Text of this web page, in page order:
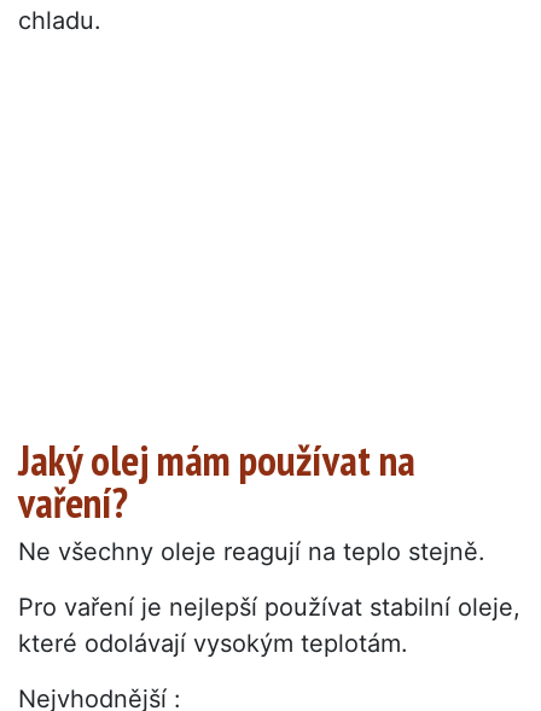
chladu.
Jaký olej mám používat na
vaření?
Ne všechny oleje reagují na teplo stejně.
Pro vaření je nejlepší používat stabilní oleje,
které odolávají vysokým teplotám.
Nejvhodnější :